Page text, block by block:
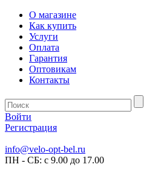
О магазине
Как купить
Услуги
Оплата
Гарантия
Оптовикам
Контакты
Войти
Регистрация
info@velo-opt-bel.ru
ПН - СБ: с 9.00 до 17.00